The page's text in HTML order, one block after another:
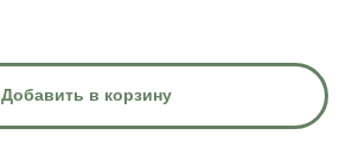
Добавить в корзину